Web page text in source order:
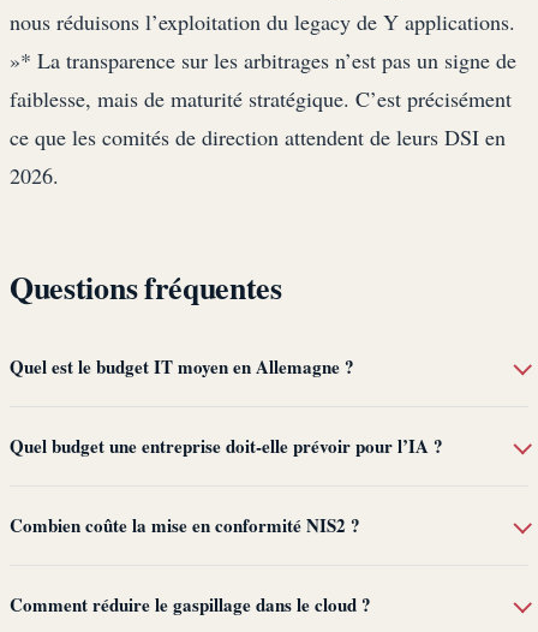
nous réduisons l’exploitation du legacy de Y applications.
»* La transparence sur les arbitrages n’est pas un signe de
faiblesse, mais de maturité stratégique. C’est précisément
ce que les comités de direction attendent de leurs DSI en
2026.
Questions fréquentes
Quel est le budget IT moyen en Allemagne ?
Quel budget une entreprise doit-elle prévoir pour l’IA ?
Combien coûte la mise en conformité NIS2 ?
Comment réduire le gaspillage dans le cloud ?